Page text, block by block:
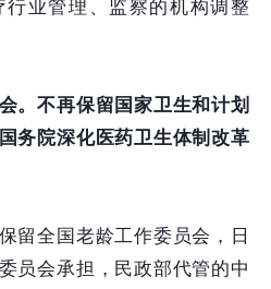
业管理、监察的机构调整
。不再保留国家卫生和计划
务院深化医药卫生体制改革
留全国老龄工作委员会，日
员会承担，民政部代管的中